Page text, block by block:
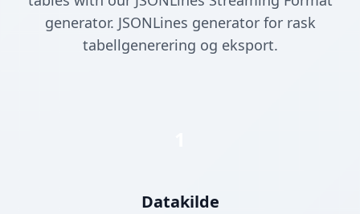
generator. JSONLines generator for rask
tabellgenerering og eksport.
Datakilde